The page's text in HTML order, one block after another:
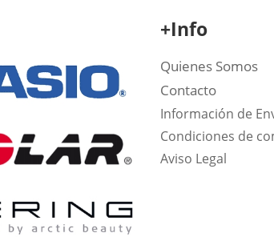
+Info
Quienes Somos
Contacto
Información de
Condiciones de
Aviso Legal